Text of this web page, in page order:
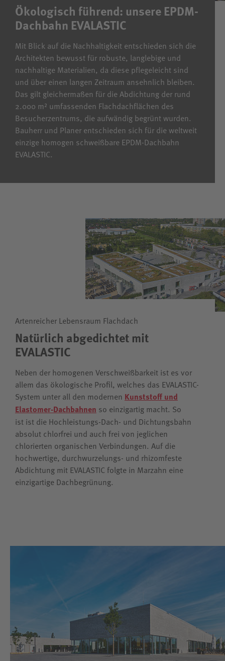
Ökologisch führend: unsere EPDM-
Dachbahn EVALASTIC
Mit Blick auf die Nachhaltigkeit entschieden sich die
Architekten bewusst für robuste, langlebige und
nachhaltige Materialien, da diese pflegeleicht sind
und über einen langen Zeitraum ansehnlich bleiben.
Das gilt gleichermaßen für die Abdichtung der rund
2.000 m² umfassenden Flachdachflächen des
Besucherzentrums, die aufwändig begrünt wurden.
Bauherr und Planer entschieden sich für die weltweit
einzige homogen schweißbare EPDM-Dachbahn
EVALASTIC.
Artenreicher Lebensraum Flachdach
Natürlich abgedichtet mit
EVALASTIC
Neben der homogenen Verschweißbarkeit ist es vor
allem das ökologische Profil, welches das EVALASTIC-
System unter all den modernen Kunststoff und
Elastomer-Dachbahnen so einzigartig macht. So
ist ist die Hochleistungs-Dach- und Dichtungsbahn
absolut chlorfrei und auch frei von jeglichen
chlorierten organischen Verbindungen. Auf die
hochwertige, durchwurzelungs- und rhizomfeste
Abdichtung mit EVALASTIC folgte in Marzahn eine
einzigartige Dachbegrünung.